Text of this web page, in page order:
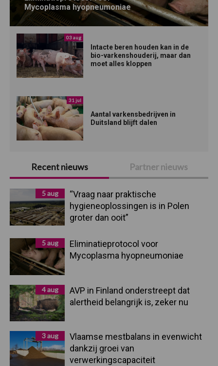
Mycoplasma hyopneumoniae
03 aug
Intacte beren houden kan in de
bio-varkenshouderij, maar dan
moet alles kloppen
31 jul
Aantal varkensbedrijven in
Duitsland blijft dalen
Recent nieuws Partner nieuws
5 aug
“Vraag naar praktische
hygieneoplossingen is in Polen
groter dan ooit”
5 aug
Eliminatieprotocol voor
Mycoplasma hyopneumoniae
4 aug
AVP in Finland onderstreept dat
alertheid belangrijk is, zeker nu
3 aug
Vlaamse mestbalans in evenwicht
dankzij groei van
verwerkingscapaciteit